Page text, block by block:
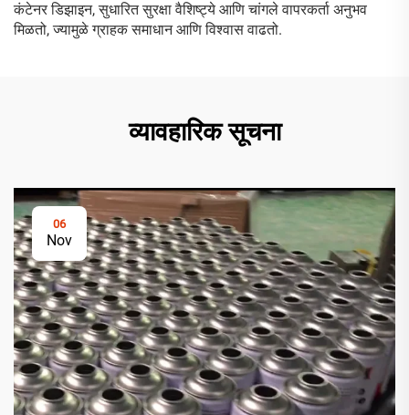
कंटेनर डिझाइन, सुधारित सुरक्षा वैशिष्ट्ये आणि चांगले वापरकर्ता अनुभव
मिळतो, ज्यामुळे ग्राहक समाधान आणि विश्वास वाढतो.
व्यावहारिक सूचना
06
Nov